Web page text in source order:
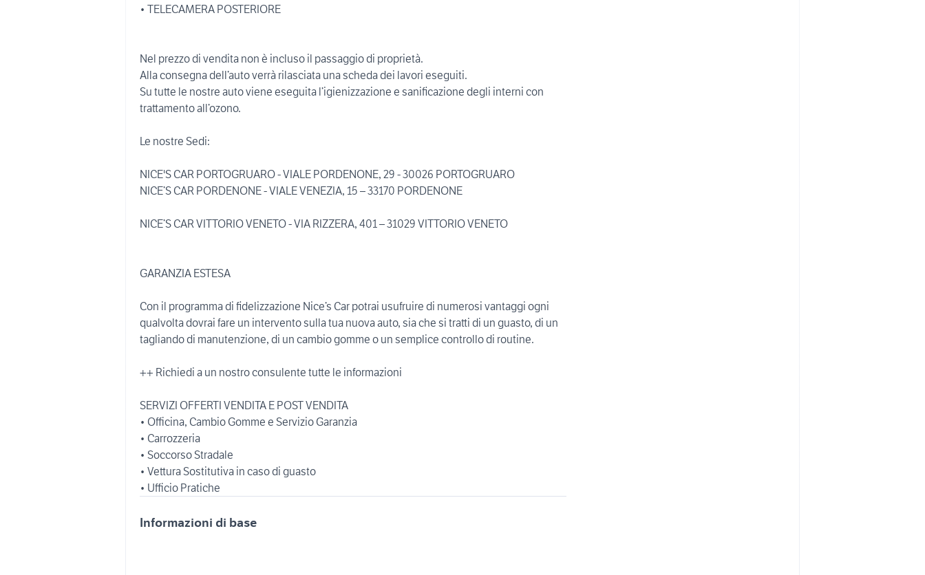
• TELECAMERA POSTERIORE
Nel prezzo di vendita non è incluso il passaggio di proprietà.
Alla consegna dell’auto verrà rilasciata una scheda dei lavori eseguiti.
Su tutte le nostre auto viene eseguita l’igienizzazione e sanificazione degli interni con
trattamento all’ozono.
Le nostre Sedi:
NICE'S CAR PORTOGRUARO - VIALE PORDENONE, 29 - 30026 PORTOGRUARO
NICE’S CAR PORDENONE - VIALE VENEZIA, 15 – 33170 PORDENONE
NICE’S CAR VITTORIO VENETO - VIA RIZZERA, 401 – 31029 VITTORIO VENETO
GARANZIA ESTESA
Con il programma di fidelizzazione Nice’s Car potrai usufruire di numerosi vantaggi ogni
qualvolta dovrai fare un intervento sulla tua nuova auto, sia che si tratti di un guasto, di un
tagliando di manutenzione, di un cambio gomme o un semplice controllo di routine.
++ Richiedi a un nostro consulente tutte le informazioni
SERVIZI OFFERTI VENDITA E POST VENDITA
• Officina, Cambio Gomme e Servizio Garanzia
• Carrozzeria
• Soccorso Stradale
• Vettura Sostitutiva in caso di guasto
• Ufficio Pratiche
Informazioni di base